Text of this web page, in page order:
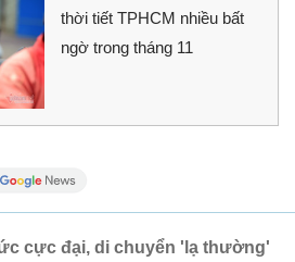
thời tiết TPHCM nhiều bất
ngờ trong tháng 11
cực đại, di chuyển 'lạ thường'